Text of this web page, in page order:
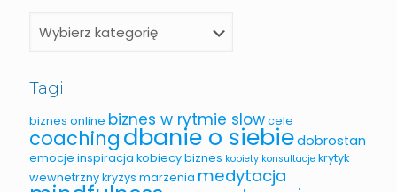
Tagi
biznes online biznes w rytmie slowcele
coaching dbanie o siebiedobrostan
emocje inspiracja kobiecy biznes kobiety konsultacje krytyk
wewnetrznykryzys marzenia medytacja